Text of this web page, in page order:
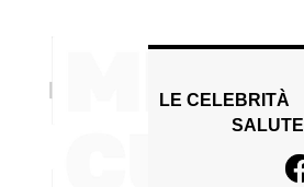
LE CELEBRITÀ
SALUTE